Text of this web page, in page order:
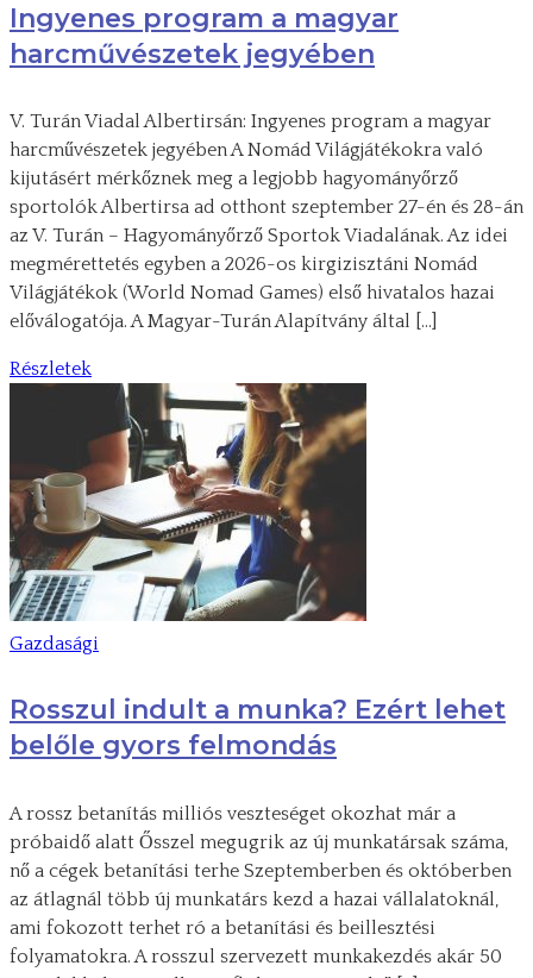
Ingyenes program a magyar
harcművészetek jegyében
V. Turán Viadal Albertirsán: Ingyenes program a magyar
harcművészetek jegyében A Nomád Világjátékokra való
kijutásért mérkőznek meg a legjobb hagyományőrző
sportolók Albertirsa ad otthont szeptember 27-én és 28-án
az V. Turán – Hagyományőrző Sportok Viadalának. Az idei
megmérettetés egyben a 2026-os kirgizisztáni Nomád
Világjátékok (World Nomad Games) első hivatalos hazai
előválogatója. A Magyar-Turán Alapítvány által […]
Részletek
Gazdasági
Rosszul indult a munka? Ezért lehet
belőle gyors felmondás
A rossz betanítás milliós veszteséget okozhat már a
próbaidő alatt Ősszel megugrik az új munkatársak száma,
nő a cégek betanítási terhe Szeptemberben és októberben
az átlagnál több új munkatárs kezd a hazai vállalatoknál,
ami fokozott terhet ró a betanítási és beillesztési
folyamatokra. A rosszul szervezett munkakezdés akár 50